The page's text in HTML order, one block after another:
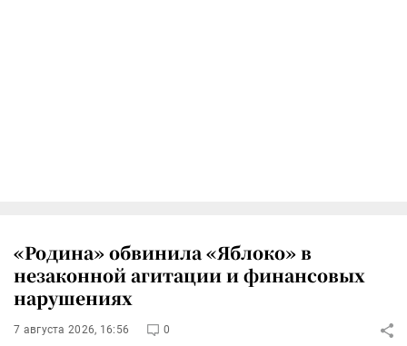
«Родина» обвинила «Яблоко» в
незаконной агитации и финансовых
нарушениях
7 августа 2026, 16:56 0